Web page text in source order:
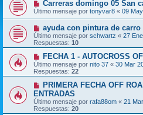
Carreras domingo 05 San
Último mensaje por tonyvar8 « 09
ayuda con pintura de carro
Último mensaje por schwartz « 27
Respuestas: 10
FECHA 1 - AUTOCROSS
Último mensaje por nito 37 « 30 Mar
Respuestas: 22
PRIMERA FECHA OFF
ENTRADAS
Último mensaje por rafa88om « 21
Respuestas: 20